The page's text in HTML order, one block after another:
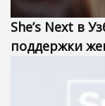
She’s Next в
поддержки